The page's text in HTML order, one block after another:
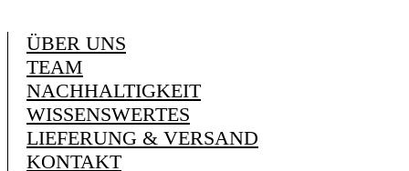
ÜBER UNS
TEAM
NACHHALTIGKEIT
WISSENSWERTES
LIEFERUNG & VERSAND
KONTAKT